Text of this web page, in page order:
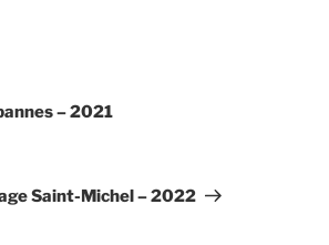
– 2021
Saint-Michel – 2022